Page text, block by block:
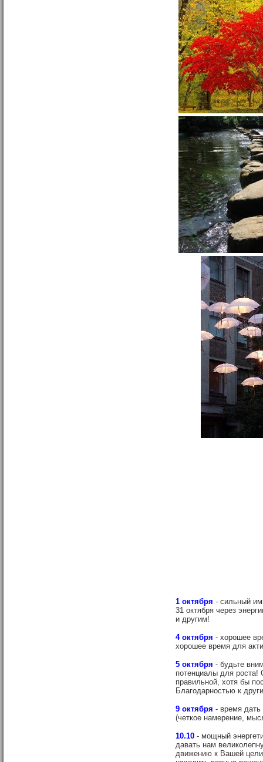
1 октября - сильный
31 октября через
и другим!
4 октября - хорошее
хорошее время для
5 октября - будьте
потенциалы для роста!
правильной, хотя бы
Благодарностью к
9 октября - время
(четкое намерение,
10.10 - мощный
давать нам
движению к Вашей